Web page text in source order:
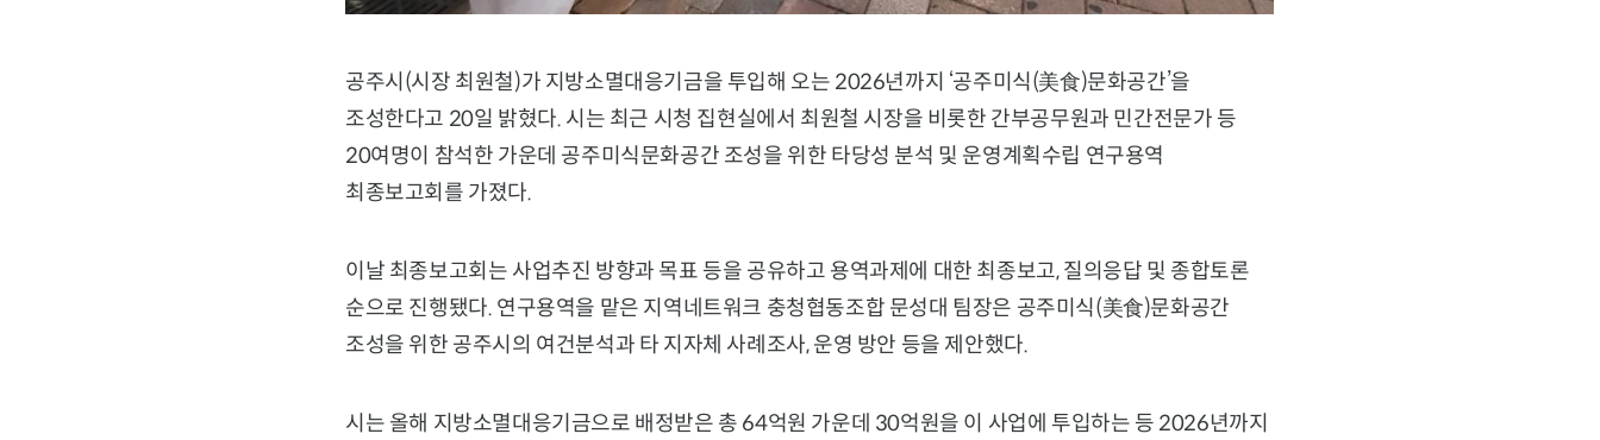
공주시(시장 최원철)가 지방소멸대응기금을 투입해 오는 2026년까지 ‘공주미식(美食)문화공간’을
조성한다고 20일 밝혔다. 시는 최근 시청 집현실에서 최원철 시장을 비롯한 간부공무원과 민간전문가 등
20여명이 참석한 가운데 공주미식문화공간 조성을 위한 타당성 분석 및 운영계획수립 연구용역
최종보고회를 가졌다.
이날 최종보고회는 사업추진 방향과 목표 등을 공유하고 용역과제에 대한 최종보고, 질의응답 및 종합토론
순으로 진행됐다. 연구용역을 맡은 지역네트워크 충청협동조합 문성대 팀장은 공주미식(美食)문화공간
조성을 위한 공주시의 여건분석과 타 지자체 사례조사, 운영 방안 등을 제안했다.
시는 올해 지방소멸대응기금으로 배정받은 총 64억원 가운데 30억원을 이 사업에 투입하는 등 2026년까지